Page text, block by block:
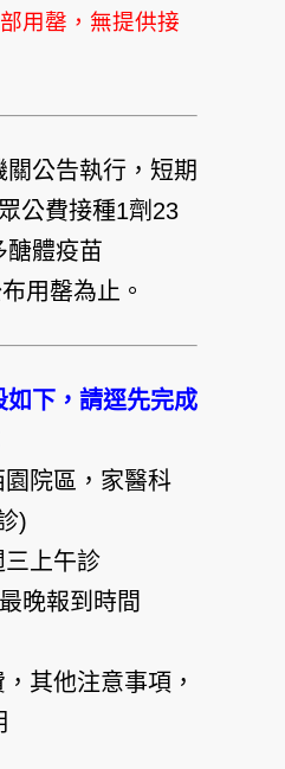
用罄，無提供接
公告執行，短期
公費接種1劑23
醣體疫苗
用罄為止。
如下，請逕先完成
院區，家醫科
)
上午診
晚報到時間
其他注意事項，